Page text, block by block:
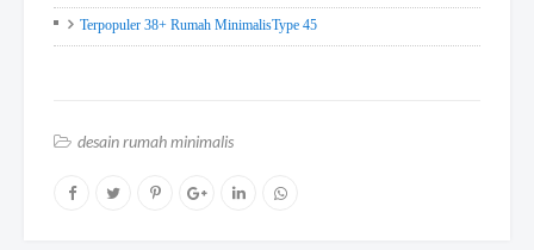
Terpopuler 38+ Rumah MinimalisType 45
desain rumah minimalis